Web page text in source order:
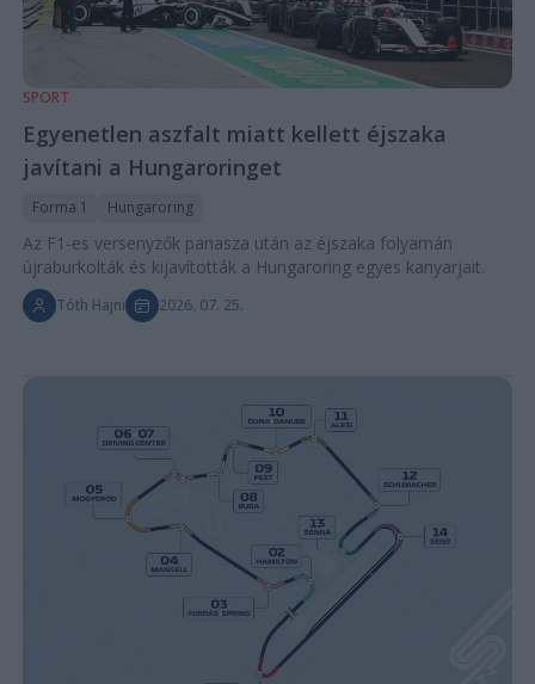
SPORT
Egyenetlen aszfalt miatt kellett éjszaka
javítani a Hungaroringet
Forma 1 Hungaroring
Az F1-es versenyzők panasza után az éjszaka folyamán
újraburkolták és kijavították a Hungaroring egyes kanyarjait.
Tóth Hajni 2026. 07. 25.